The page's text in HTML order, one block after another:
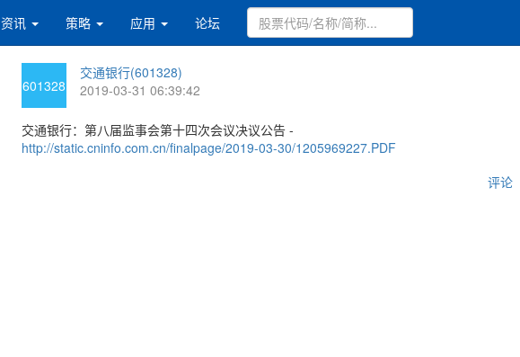
资讯 策略 应用 论坛
601328
交通银行(601328)
2019-03-31 06:39:42
交通银行：第八届监事会第十四次会议决议公告 -
http://static.cninfo.com.cn/finalpage/2019-03-30/1205969227.PDF
评论